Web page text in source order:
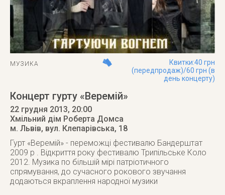
МУЗИКА
Квитки:40 грн
(передпродаж)/60 грн (в
день концерту)
Концерт гурту «Веремій»
22 грудня 2013, 20:00
Хмільний дім Роберта Домса
м. Львів, вул. Клепарівська, 18
Гурт «Веремій» - переможці фестивалю Бандерштат
2009 р . Відкриття року фестивалю Трипільське Коло
2012. Музика по більшій мірі патріотичного
спрямування, до сучасного рокового звучання
додаються вкраплення народної музики